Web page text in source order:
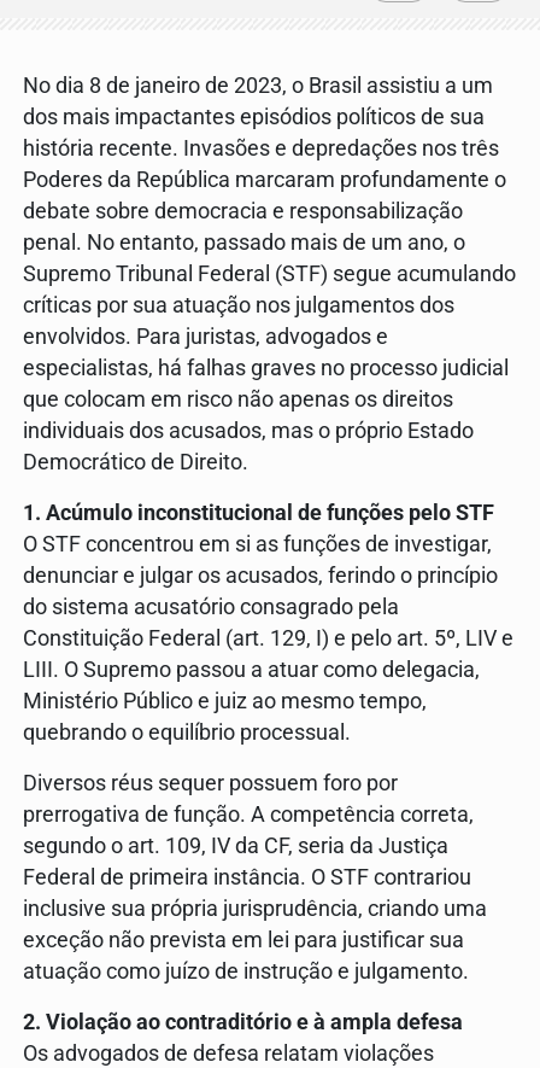
No dia 8 de janeiro de 2023, o Brasil assistiu a um
dos mais impactantes episódios políticos de sua
história recente. Invasões e depredações nos três
Poderes da República marcaram profundamente o
debate sobre democracia e responsabilização
penal. No entanto, passado mais de um ano, o
Supremo Tribunal Federal (STF) segue acumulando
críticas por sua atuação nos julgamentos dos
envolvidos. Para juristas, advogados e
especialistas, há falhas graves no processo judicial
que colocam em risco não apenas os direitos
individuais dos acusados, mas o próprio Estado
Democrático de Direito.
1. Acúmulo inconstitucional de funções pelo STF
O STF concentrou em si as funções de investigar,
denunciar e julgar os acusados, ferindo o princípio
do sistema acusatório consagrado pela
Constituição Federal (art. 129, I) e pelo art. 5º, LIV e
LIII. O Supremo passou a atuar como delegacia,
Ministério Público e juiz ao mesmo tempo,
quebrando o equilíbrio processual.
Diversos réus sequer possuem foro por
prerrogativa de função. A competência correta,
segundo o art. 109, IV da CF, seria da Justiça
Federal de primeira instância. O STF contrariou
inclusive sua própria jurisprudência, criando uma
exceção não prevista em lei para justificar sua
atuação como juízo de instrução e julgamento.
2. Violação ao contraditório e à ampla defesa
Os advogados de defesa relatam violações